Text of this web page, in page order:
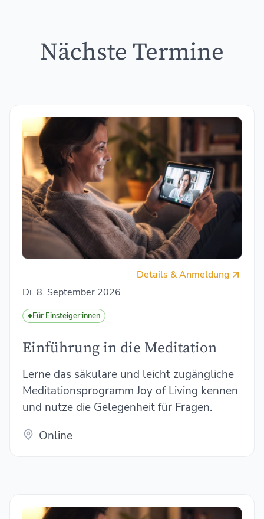
Nächste Termine
Di. 8. September 2026
Details & Anmeldung
Für Einsteiger:innen
Einführung in die Meditation
Lerne das säkulare und leicht zugängliche
Meditationsprogramm Joy of Living kennen
und nutze die Gelegenheit für Fragen.
Online